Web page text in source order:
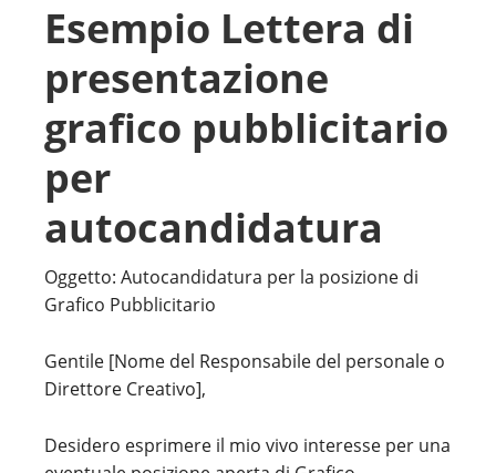
Esempio Lettera di
presentazione
grafico pubblicitario
per
autocandidatura
Oggetto: Autocandidatura per la posizione di
Grafico Pubblicitario
Gentile [Nome del Responsabile del personale o
Direttore Creativo],
Desidero esprimere il mio vivo interesse per una